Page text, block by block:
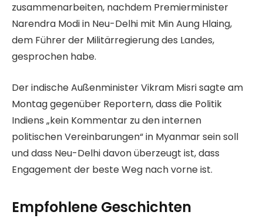
ö
f
f
e
t
l
i
c
h
t
m
zusammenarbeiten, nachdem Premierminister
Narendra Modi in Neu-Delhi mit Min Aung Hlaing,
dem Führer der Militärregierung des Landes,
gesprochen habe.
Der indische Außenminister Vikram Misri sagte am
Montag gegenüber Reportern, dass die Politik
Indiens „kein Kommentar zu den internen
politischen Vereinbarungen“ in Myanmar sein soll
und dass Neu-Delhi davon überzeugt ist, dass
Engagement der beste Weg nach vorne ist.
Empfohlene Geschichten